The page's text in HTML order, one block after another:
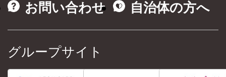
お問い合わせ
自治体の方へ
グループサイト